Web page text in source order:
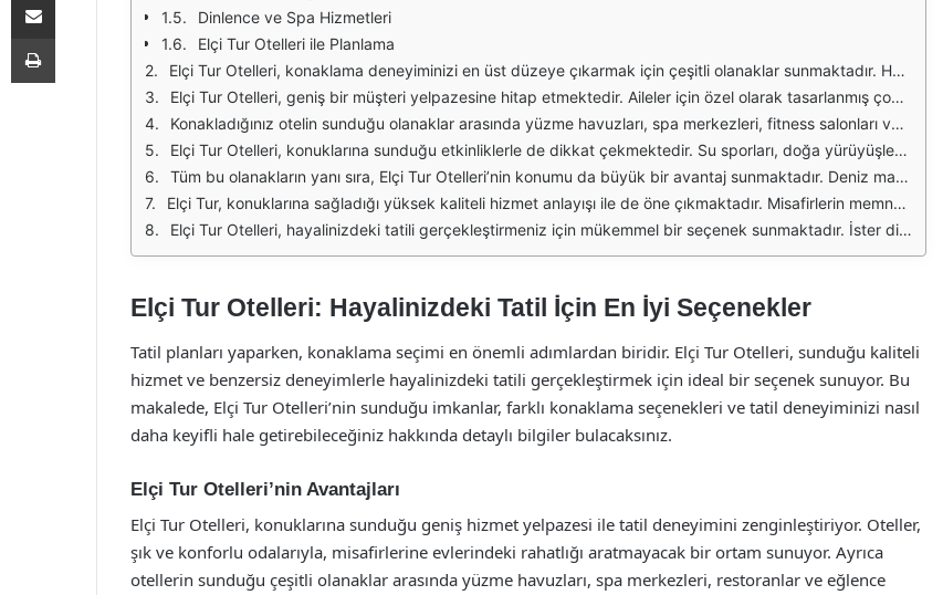
Dinlence ve Spa Hizmetleri
Elçi Tur Otelleri ile Planlama
Elçi Tur Otelleri, konaklama deneyiminizi en üst düzeye çıkarmak için çeşitli olanaklar sunmaktadır. Her biri özenle tasarlanmış oteller, konuklarına rahat bir ortam sağlarken, tatilin tadını çıkaracakları çeşitli aktiviteler de sunmaktadır. İster deniz kenarında bir tatil, ister doğa ile iç içe bir kaçamak arıyor olun, Elçi Tur’un sunduğu seçenekler arasında mutlaka sizin için uygun bir otel bulacaksınız.
Elçi Tur Otelleri, geniş bir müşteri yelpazesine hitap etmektedir. Aileler için özel olarak tasarlanmış çocuk dostu oteller, romantik bir tatil arayan çiftler için sakin ve huzurlu mekanlar veya macera severler için aktivitelerle dolu oteller gibi çeşitli seçenekler mevcuttur. Her bir otel, konuklarının ihtiyaçlarını karşılamak için en son olanaklarla donatılmıştır.
Konakladığınız otelin sunduğu olanaklar arasında yüzme havuzları, spa merkezleri, fitness salonları ve çocuk kulüpleri bulunmaktadır. Ayrıca, birçok otel, misafirlerine yerel lezzetlerin tadına varacakları restoranlar sunarak, gastronomi deneyimini de ön planda tutmaktadır. Bu sayede tatiliniz boyunca hem dinlenebilir hem de yeni tatlar keşfedebilirsiniz.
Elçi Tur Otelleri, konuklarına sunduğu etkinliklerle de dikkat çekmektedir. Su sporları, doğa yürüyüşleri, bisiklet turları gibi aktiviteler ile tatilinizin her anı dolu dolu geçecektir. Ayrıca, otellerin sunduğu eğlenceli animasyon programları ve akşam gösterileri, tatilinizi daha da keyifli hale getirecektir.
Tüm bu olanakların yanı sıra, Elçi Tur Otelleri’nin konumu da büyük bir avantaj sunmaktadır. Deniz manzaralı odalar, plaja yakın konumlar ve doğal güzelliklerle çevrili yerler, tatilinizin keyfini iki katına çıkaracaktır. İster sahilde güneşlenmeyi, ister doğada keşfe çıkmayı tercih edin, Elçi Tur otellerinde her zevke uygun bir seçenek bulmanız mümkün.
Elçi Tur, konuklarına sağladığı yüksek kaliteli hizmet anlayışı ile de öne çıkmaktadır. Misafirlerin memnuniyeti ön planda tutulmakta ve her türlü ihtiyaçları için profesyonel bir ekip tarafından desteklenmektedir. Güler yüzlü personel, tatiliniz boyunca size her konuda yardımcı olmaktan mutluluk duyacaktır.
Elçi Tur Otelleri, hayalinizdeki tatili gerçekleştirmeniz için mükemmel bir seçenek sunmaktadır. İster dinlenmek, ister eğlenmek, ister yeni yerler keşfetmek isteyin, Elçi Tur'un sunduğu oteller ile unutulmaz bir tatil deneyimi yaşayabilirsiniz.
Elçi Tur Otelleri: Hayalinizdeki Tatil İçin En İyi Seçenekler
Tatil planları yaparken, konaklama seçimi en önemli adımlardan biridir. Elçi Tur Otelleri, sunduğu kaliteli
hizmet ve benzersiz deneyimlerle hayalinizdeki tatili gerçekleştirmek için ideal bir seçenek sunuyor. Bu
makalede, Elçi Tur Otelleri’nin sunduğu imkanlar, farklı konaklama seçenekleri ve tatil deneyiminizi nasıl
daha keyifli hale getirebileceğiniz hakkında detaylı bilgiler bulacaksınız.
Elçi Tur Otelleri’nin Avantajları
Elçi Tur Otelleri, konuklarına sunduğu geniş hizmet yelpazesi ile tatil deneyimini zenginleştiriyor. Oteller,
şık ve konforlu odalarıyla, misafirlerine evlerindeki rahatlığı aratmayacak bir ortam sunuyor. Ayrıca
otellerin sunduğu çeşitli olanaklar arasında yüzme havuzları, spa merkezleri, restoranlar ve eğlence